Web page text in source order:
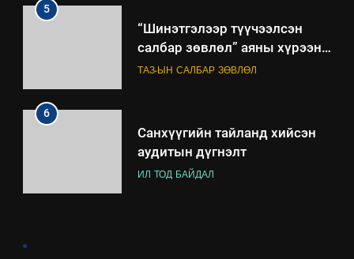
5
“Шинэтгэлээр түүчээлсэн
салбар зөвлөл” аяны хүрээнд
зохион байгуулах арга
ТАЗ-ЫН САЛБАР ЗӨВЛӨЛ
6
Санхүүгийн тайланд хийсэн
аудитын дүгнэлт
ИЛ ТОД БАЙДАЛ
.